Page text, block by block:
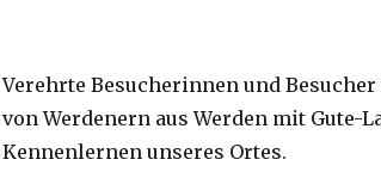
Verehrte Besucherinnen und
von Werdenern aus Werden mit Gute-
Kennenlernen unseres Ortes.